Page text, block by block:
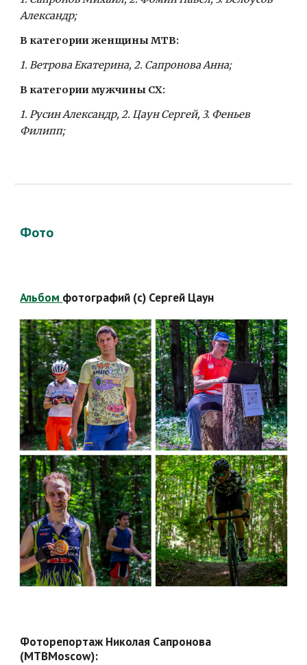
Александр;
В категории женщины MTB:
1. Ветрова Екатерина, 2. Сапронова Анна;
В категории мужчины CX:
1. Русин Александр, 2. Цаун Сергей, 3. Феньев
Филипп;
Фото
Альбом фотографий (с) Сергей Цаун
Фоторепортаж Николая Сапронова
(MTBMoscow):